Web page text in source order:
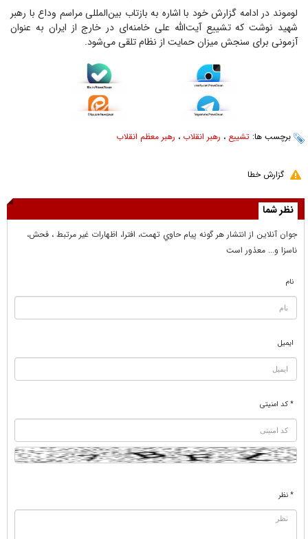
لوموند در ادامه گزارش خود با اشاره به بازتاب بین‌المللی مراسم وداع با رهبر
شهید نوشت که تشییع آیت‌الله علی خامنه‌ای در خارج از ایران به عنوان
آزمونی برای سنجش میزان حمایت از نظام تلقی می‌شود.
برچسب ها: تشییع ، رهبر انقلاب ، رهبر معظم انقلاب
گزارش خطا
نظر شما
جوان آنلاين از انتشار هر گونه پيام حاوي تهمت، افترا، اظهارات غير مرتبط ، فحش،
ناسزا و... معذور است
نام
ایمیل
* کد امنیتی
* نظر